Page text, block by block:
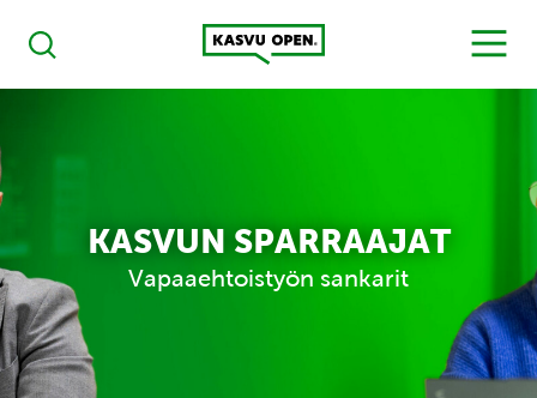
Haku
Kasvu Open
MENU
KASVUN SPARRAAJAT
Vapaaehtoistyön sankarit